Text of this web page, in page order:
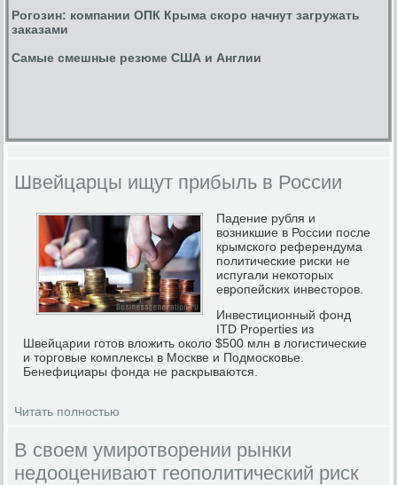
Рогозин: компании ОПК Крыма скоро начнут загружать
заказами
Самые смешные резюме США и Англии
Швейцарцы ищут прибыль в России
Падение рубля и
возникшие в России после
крымского референдума
политические риски не
испугали некоторых
европейских инвесторов.
Инвестиционный фонд
ITD Properties из
Швейцарии готов вложить около $500 млн в логистические
и торговые комплексы в Москве и Подмосковье.
Бенефициары фонда не раскрываются.
Читать полностью
В своем умиротворении рынки
недооценивают геополитический риск